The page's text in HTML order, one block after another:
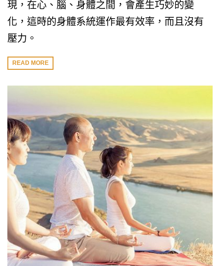
現，在心、腦、身體之間，會產生巧妙的變
化，這時的身體系統運作最有效率，而且沒有
壓力。
READ MORE